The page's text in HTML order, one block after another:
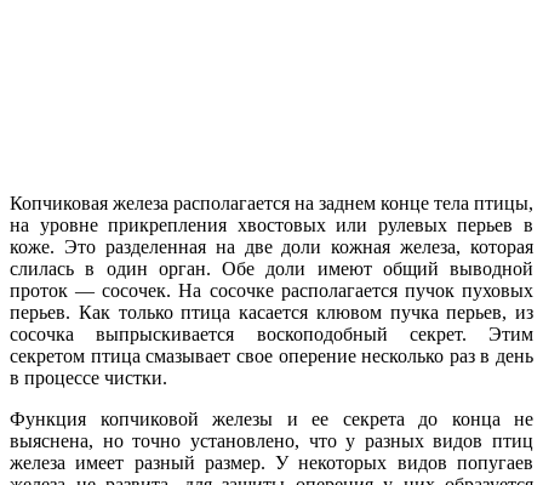
Копчиковая железа располагается на заднем конце тела птицы,
на уровне прикрепления хвостовых или рулевых перьев в
коже. Это разделенная на две доли кожная железа, которая
слилась в один орган. Обе доли имеют общий выводной
проток — сосочек. На сосочке располагается пучок пуховых
перьев. Как только птица касается клювом пучка перьев, из
сосочка выпрыскивается воскоподобный секрет. Этим
секретом птица смазывает свое оперение несколько раз в день
в процессе чистки.
Функция копчиковой железы и ее секрета до конца не
выяснена, но точно установлено, что у разных видов птиц
железа имеет разный размер. У некоторых видов попугаев